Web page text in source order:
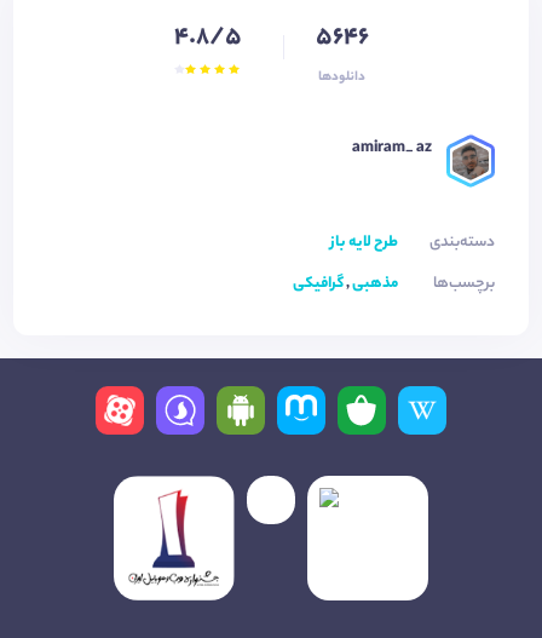
5646
دانلودها
4.8/5
amiram_ az
دسته‌بندی
طرح لایه باز
برچسب‌ها
مذهبی,گرافیکی